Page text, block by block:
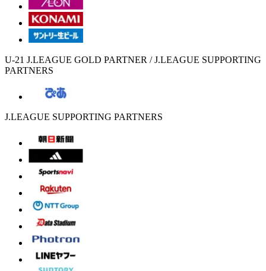
U-21 J.LEAGUE GOLD PARTNER / J.LEAGUE SUPPORTING
PARTNERS
J.LEAGUE SUPPORTING PARTNERS